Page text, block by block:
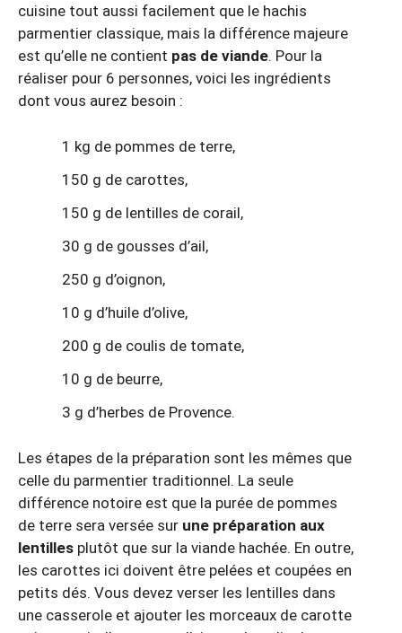
cuisine tout aussi facilement que le hachis
parmentier classique, mais la différence majeure
est qu’elle ne contient pas de viande. Pour la
réaliser pour 6 personnes, voici les ingrédients
dont vous aurez besoin :
1 kg de pommes de terre,
150 g de carottes,
150 g de lentilles de corail,
30 g de gousses d’ail,
250 g d’oignon,
10 g d’huile d’olive,
200 g de coulis de tomate,
10 g de beurre,
3 g d’herbes de Provence.
Les étapes de la préparation sont les mêmes que
celle du parmentier traditionnel. La seule
différence notoire est que la purée de pommes
de terre sera versée sur une préparation aux
lentilles plutôt que sur la viande hachée. En outre,
les carottes ici doivent être pelées et coupées en
petits dés. Vous devez verser les lentilles dans
une casserole et ajouter les morceaux de carotte